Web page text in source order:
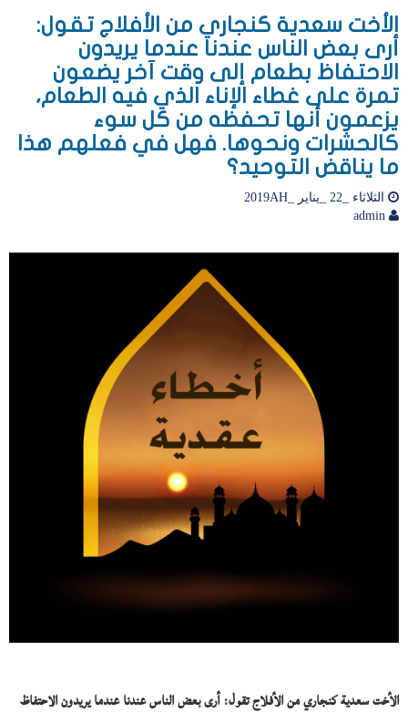
الأخت سعدية كنجاري من الأفلاج تقول:
أرى بعض الناس عندنا عندما يريدون
الاحتفاظ بطعام إلى وقت آخر يضعون
تمرة على غطاء الإناء الذي فيه الطعام،
يزعمون أنها تحفظه من كل سوء
كالحشرات ونحوها. فهل في فعلهم هذا
ما يناقض التوحيد؟
الثلاثاء _22 _يناير _2019AH
الأخت سعدية كنجاري من الأفلاج تقول: أرى بعض الناس عندنا عندما يريدون الاحتفاظ